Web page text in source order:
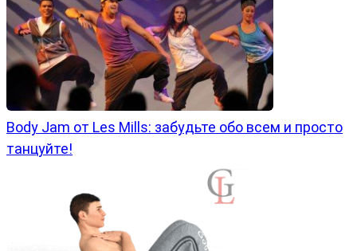
Body Jam от Les Mills: забудьте обо всем и просто
танцуйте!